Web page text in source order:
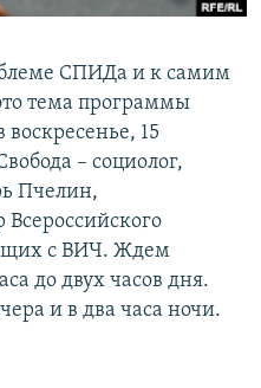
СПИДа и к самим
тема программы
15
– социолог,
Пчелин,
с ВИЧ. Ждем
до двух часов дня.
и в два часа ночи.